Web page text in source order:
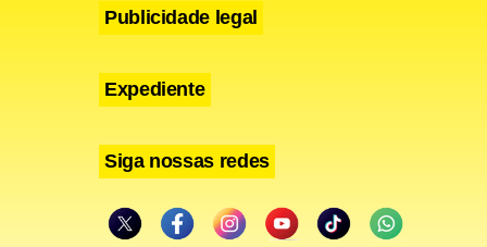
e,
de
uma
Publicidade legal
Expediente
Siga nossas redes